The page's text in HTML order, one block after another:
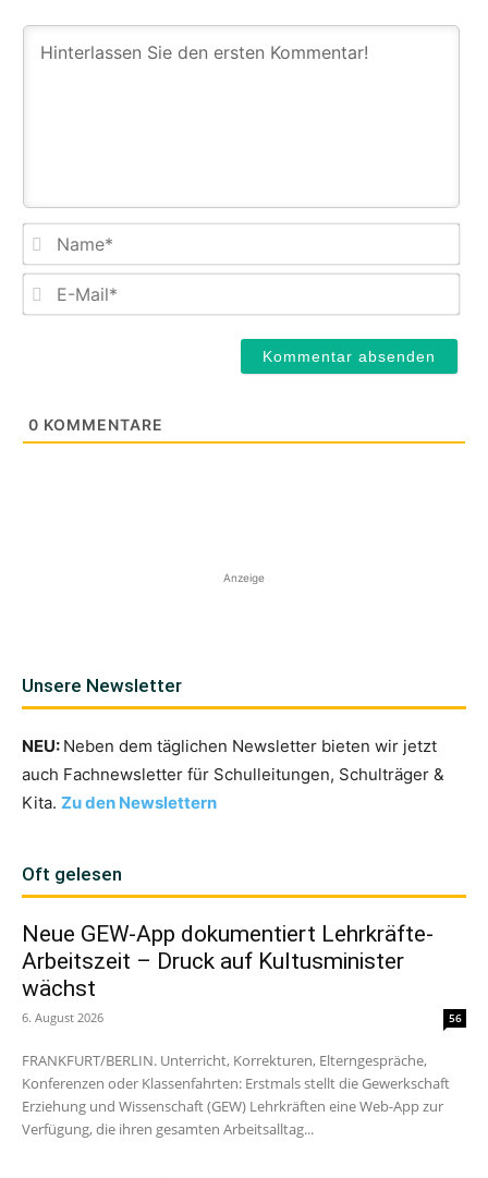
E-
0 KOMMENTARE
Anzeige
Unsere Newsletter
NEU: Neben dem täglichen Newsletter bieten wir jetzt
auch Fachnewsletter für Schulleitungen, Schulträger &
Kita. Zu den Newslettern
Oft gelesen
Neue GEW-App dokumentiert Lehrkräfte-
Arbeitszeit – Druck auf Kultusminister
wächst
6. August 2026 56
FRANKFURT/BERLIN. Unterricht, Korrekturen, Elterngespräche,
Konferenzen oder Klassenfahrten: Erstmals stellt die Gewerkschaft
Erziehung und Wissenschaft (GEW) Lehrkräften eine Web-App zur
Verfügung, die ihren gesamten Arbeitsalltag...